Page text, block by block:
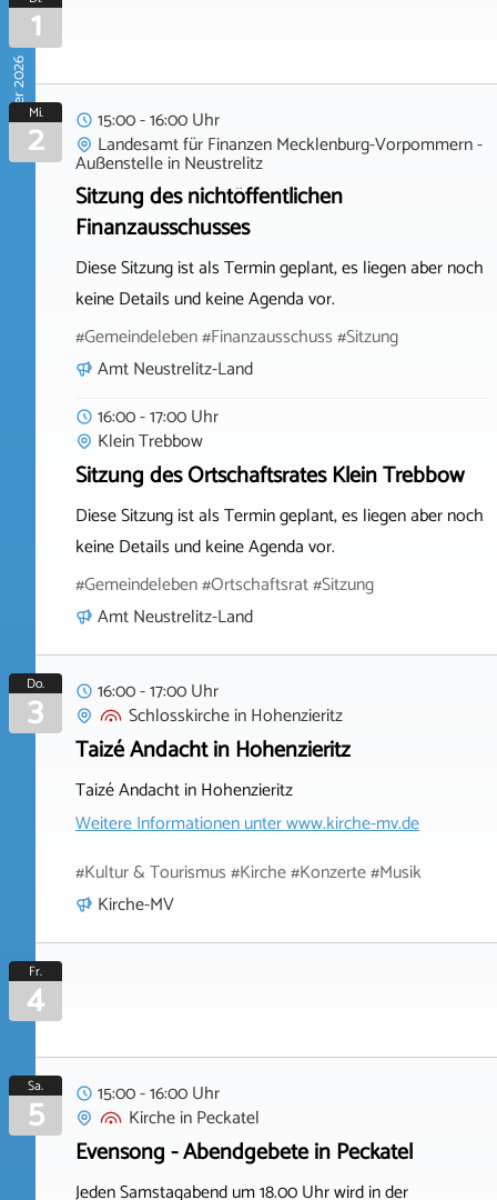
September 2026
1
Mi.
2
15:00 - 16:00 Uhr
Landesamt für Finanzen Mecklenburg-Vorpommern -
AußenstelleinNeustrelitz
Sitzung des nichtöffentlichen
Finanzausschusses
Diese Sitzung ist als Termin geplant, es liegen aber noch
keine Details und keine Agenda vor.
#Gemeindeleben #Finanzausschuss #Sitzung
Amt Neustrelitz-Land
16:00 - 17:00 Uhr
Klein Trebbow
Sitzung des Ortschaftsrates Klein Trebbow
Diese Sitzung ist als Termin geplant, es liegen aber noch
keine Details und keine Agenda vor.
#Gemeindeleben #Ortschaftsrat #Sitzung
Amt Neustrelitz-Land
Do.
3
16:00 - 17:00 Uhr
SchlosskircheinHohenzieritz
Taizé Andacht in Hohenzieritz
Taizé Andacht in Hohenzieritz
Weitere Informationen unterwww.kirche-mv.de
#Kultur & Tourismus #Kirche #Konzerte #Musik
Kirche-MV
Fr.
4
Sa.
5
15:00 - 16:00 Uhr
KircheinPeckatel
Evensong - Abendgebete in Peckatel
Jeden Samstagabend um 18.00 Uhr wird in der